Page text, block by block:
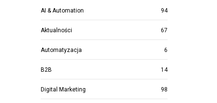
AI & Automation 94
Aktualności 67
Automatyzacja 6
B2B 14
Digital Marketing 98